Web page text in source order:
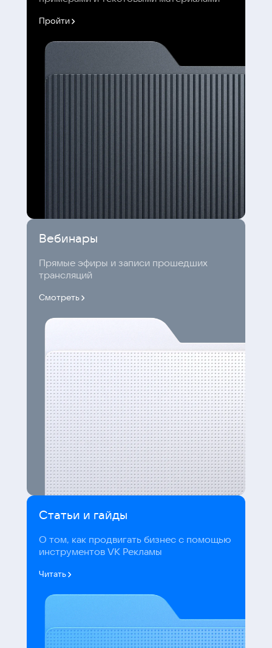
Пройти
Вебинары
Прямые эфиры и записи прошедших
трансляций
Смотреть
Статьи и гайды
О том, как продвигать бизнес с помощью
инструментов VK Рекламы
Читать